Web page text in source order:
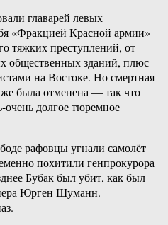
главарей левых
«Фракцией Красной армии»
тяжких преступлений, от
общественных зданий, плюс
на Востоке. Но смертная
была отменена — так что
очень долгое тюремное
рафовцы угнали самолёт
похитили генпрокурора
Бубак был убит, как был
Юрген Шуманн.